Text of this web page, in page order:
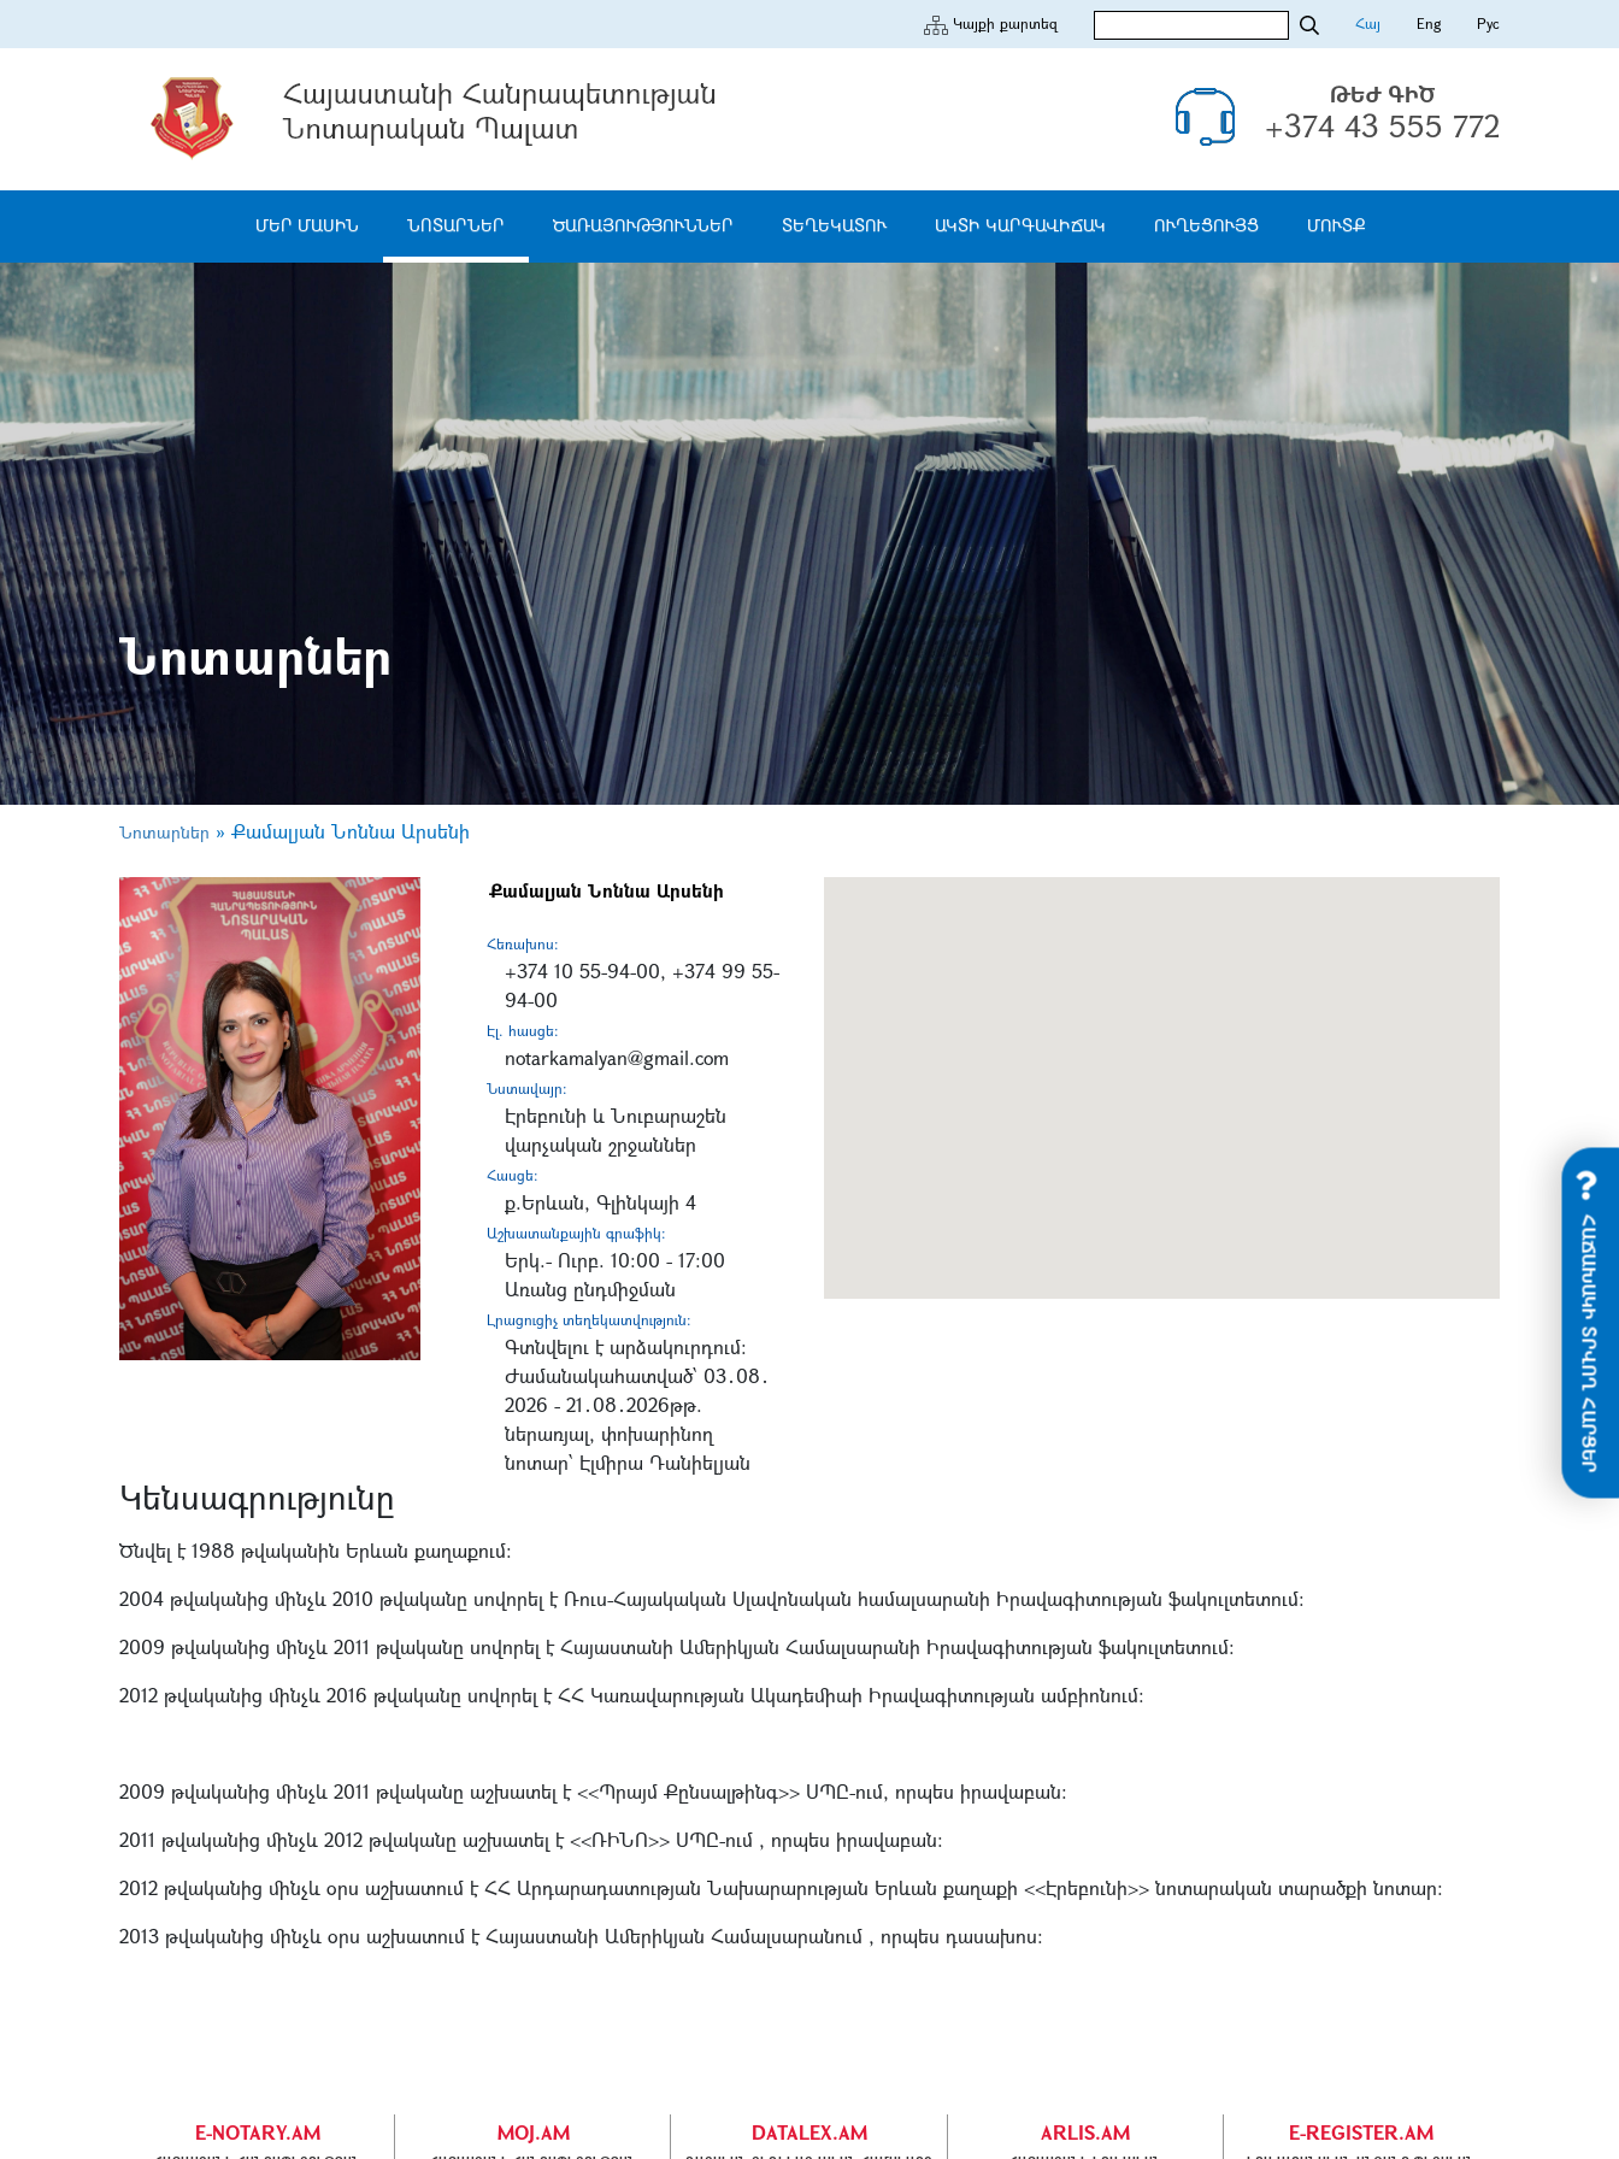
Կայքի քարտեզ Հայ Eng Рус
ԹԵԺ ԳԻԾ
+374 43 555 772
ՄԵՐ ՄԱՍԻՆ ՆՈՏԱՐՆԵՐ ԾԱՌԱՅՈՒԹՅՈՒՆՆԵՐ ՏԵՂԵԿԱՏՈՒ ԱԿՏԻ ԿԱՐԳԱՎԻՃԱԿ ՈՒՂԵՑՈՒՅՑ ՄՈՒՏՔ
Նոտարներ
Նոտարներ » Քամալյան Նոննա Արսենի
Քամալյան Նոննա Արսենի
Հեռախոս:
+374 10 55-94-00, +374 99 55-
94-00
Էլ. հասցե:
notarkamalyan@gmail.com
Նստավայր:
Էրեբունի և Նուբարաշեն
վարչական շրջաններ
Հասցե:
ք.Երևան, Գլինկայի 4
Աշխատանքային գրաֆիկ:
Երկ.- Ուրբ. 10:00 - 17:00
Առանց ընդմիջման
Լրացուցիչ տեղեկատվություն:
Գտնվելու է արձակուրդում:
Ժամանակահատված՝ 03․08․
2026 - 21․08․2026թթ.
ներառյալ, փոխարինող
նոտար՝ Էլմիրա Դանիելյան
Կենսագրությունը
Ծնվել է 1988 թվականին Երևան քաղաքում:
2004 թվականից մինչև 2010 թվականը սովորել է Ռուս-Հայակական Սլավոնական համալսարանի Իրավագիտության ֆակուլտետում:
2009 թվականից մինչև 2011 թվականը սովորել է Հայաստանի Ամերիկյան Համալսարանի Իրավագիտության ֆակուլտետում:
2012 թվականից մինչև 2016 թվականը սովորել է ՀՀ Կառավարության Ակադեմիաի Իրավագիտության ամբիոնում:
2009 թվականից մինչև 2011 թվականը աշխատել է <<Պրայմ Քընսալթինգ>> ՍՊԸ-ում, որպես իրավաբան:
2011 թվականից մինչև 2012 թվականը աշխատել է <<ՌԻՆՈ>> ՍՊԸ-ում , որպես իրավաբան:
2012 թվականից մինչև օրս աշխատում է ՀՀ Արդարադատության Նախարարության Երևան քաղաքի <<Էրեբունի>> նոտարական տարածքի նոտար:
2013 թվականից մինչև օրս աշխատում է Հայաստանի Ամերիկյան Համալսարանում , որպես դասախոս:
E-NOTARY.AM MOJ.AM DATALEX.AM ARLIS.AM E-REGISTER.AM
ՀԱՃԱԽԱԿԻ ՏՐՎՈՂ ՀԱՐՑԵՐ